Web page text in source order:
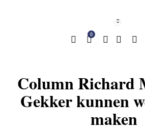
0
Column Richard
Gekker kunnen
maken